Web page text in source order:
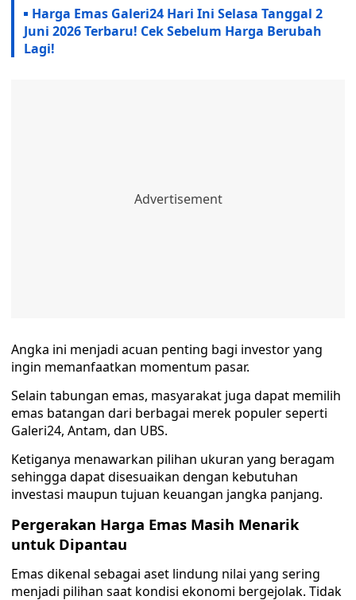
Harga Emas Galeri24 Hari Ini Selasa Tanggal 2
Juni 2026 Terbaru! Cek Sebelum Harga Berubah
Lagi!
Angka ini menjadi acuan penting bagi investor yang
ingin memanfaatkan momentum pasar.
Selain tabungan emas, masyarakat juga dapat memilih
emas batangan dari berbagai merek populer seperti
Galeri24, Antam, dan UBS.
Ketiganya menawarkan pilihan ukuran yang beragam
sehingga dapat disesuaikan dengan kebutuhan
investasi maupun tujuan keuangan jangka panjang.
Pergerakan Harga Emas Masih Menarik
untuk Dipantau
Emas dikenal sebagai aset lindung nilai yang sering
menjadi pilihan saat kondisi ekonomi bergejolak. Tidak